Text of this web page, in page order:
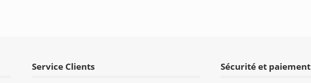
Service Clients Sécurité et paiement